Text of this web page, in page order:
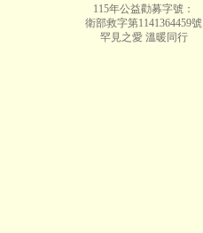
115年公益勸募字號：
衛部救字第1141364459號
罕見之愛 溫暖同行